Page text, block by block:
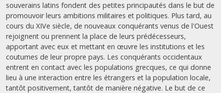
souverains latins fondent des petites principautés dans le but de
promouvoir leurs ambitions militaires et politiques. Plus tard, au
cours du XIVe siècle, de nouveaux conquérants venus de l'Ouest
rejoignent ou prennent la place de leurs prédécesseurs,
apportant avec eux et mettant en œuvre les institutions et les
coutumes de leur propre pays. Les conquérants occidentaux
entrent en contact avec les populations grecques, ce qui donne
lieu à une interaction entre les étrangers et la population locale,
tantôt positivement, tantôt de manière négative. Le but de ce